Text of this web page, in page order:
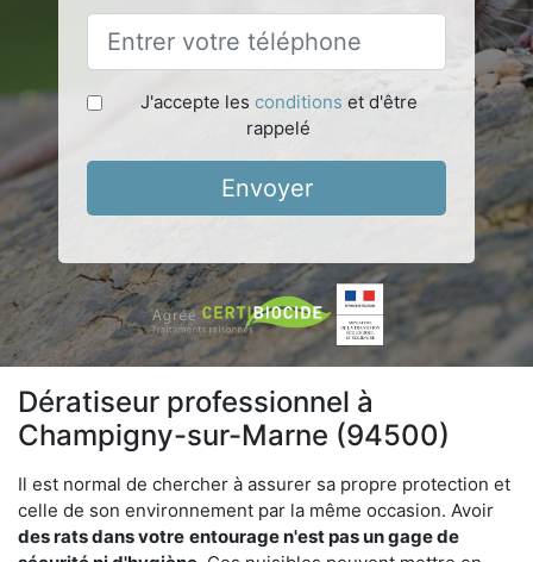
J'accepte les conditions et d'être
rappelé
Envoyer
Dératiseur professionnel à
Champigny-sur-Marne (94500)
Il est normal de chercher à assurer sa propre protection et
celle de son environnement par la même occasion. Avoir
des rats dans votre entourage n'est pas un gage de